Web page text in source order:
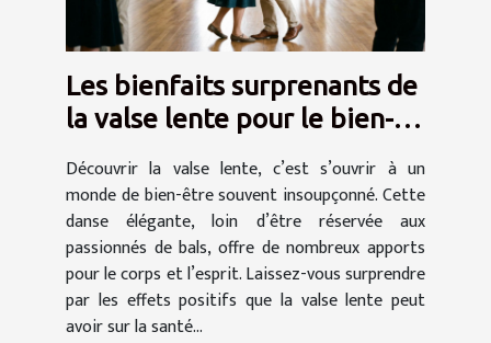
Les bienfaits surprenants de
la valse lente pour le bien-
Découvrir la valse lente, c’est s’ouvrir à un
monde de bien-être souvent insoupçonné. Cette
danse élégante, loin d’être réservée aux
passionnés de bals, offre de nombreux apports
pour le corps et l’esprit. Laissez-vous surprendre
par les effets positifs que la valse lente peut
avoir sur la santé...